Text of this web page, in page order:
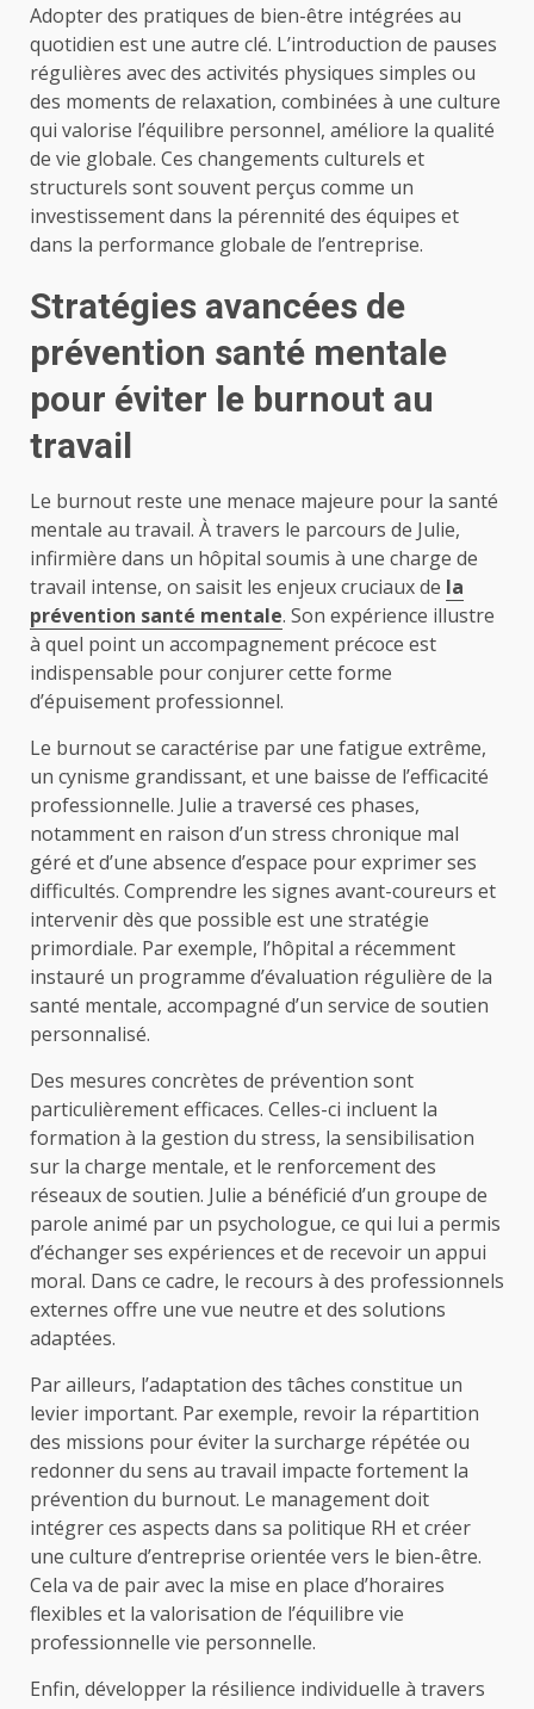
Adopter des pratiques de bien-être intégrées au
quotidien est une autre clé. L’introduction de pauses
régulières avec des activités physiques simples ou
des moments de relaxation, combinées à une culture
qui valorise l’équilibre personnel, améliore la qualité
de vie globale. Ces changements culturels et
structurels sont souvent perçus comme un
investissement dans la pérennité des équipes et
dans la performance globale de l’entreprise.
Stratégies avancées de
prévention santé mentale
pour éviter le burnout au
travail
Le burnout reste une menace majeure pour la santé
mentale au travail. À travers le parcours de Julie,
infirmière dans un hôpital soumis à une charge de
travail intense, on saisit les enjeux cruciaux de la
prévention santé mentale. Son expérience illustre
à quel point un accompagnement précoce est
indispensable pour conjurer cette forme
d’épuisement professionnel.
Le burnout se caractérise par une fatigue extrême,
un cynisme grandissant, et une baisse de l’efficacité
professionnelle. Julie a traversé ces phases,
notamment en raison d’un stress chronique mal
géré et d’une absence d’espace pour exprimer ses
difficultés. Comprendre les signes avant-coureurs et
intervenir dès que possible est une stratégie
primordiale. Par exemple, l’hôpital a récemment
instauré un programme d’évaluation régulière de la
santé mentale, accompagné d’un service de soutien
personnalisé.
Des mesures concrètes de prévention sont
particulièrement efficaces. Celles-ci incluent la
formation à la gestion du stress, la sensibilisation
sur la charge mentale, et le renforcement des
réseaux de soutien. Julie a bénéficié d’un groupe de
parole animé par un psychologue, ce qui lui a permis
d’échanger ses expériences et de recevoir un appui
moral. Dans ce cadre, le recours à des professionnels
externes offre une vue neutre et des solutions
adaptées.
Par ailleurs, l’adaptation des tâches constitue un
levier important. Par exemple, revoir la répartition
des missions pour éviter la surcharge répétée ou
redonner du sens au travail impacte fortement la
prévention du burnout. Le management doit
intégrer ces aspects dans sa politique RH et créer
une culture d’entreprise orientée vers le bien-être.
Cela va de pair avec la mise en place d’horaires
flexibles et la valorisation de l’équilibre vie
professionnelle vie personnelle.
Enfin, développer la résilience individuelle à travers